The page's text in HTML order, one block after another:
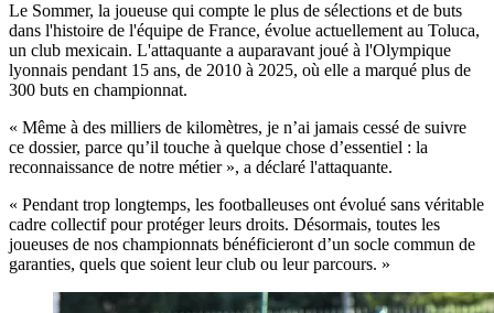
Le Sommer, la joueuse qui compte le plus de sélections et de buts
dans l'histoire de l'équipe de France, évolue actuellement au Toluca,
un club mexicain. L'attaquante a auparavant joué à l'Olympique
lyonnais pendant 15 ans, de 2010 à 2025, où elle a marqué plus de
300 buts en championnat.
« Même à des milliers de kilomètres, je n’ai jamais cessé de suivre
ce dossier, parce qu’il touche à quelque chose d’essentiel : la
reconnaissance de notre métier », a déclaré l'attaquante.
« Pendant trop longtemps, les footballeuses ont évolué sans véritable
cadre collectif pour protéger leurs droits. Désormais, toutes les
joueuses de nos championnats bénéficieront d’un socle commun de
garanties, quels que soient leur club ou leur parcours. »